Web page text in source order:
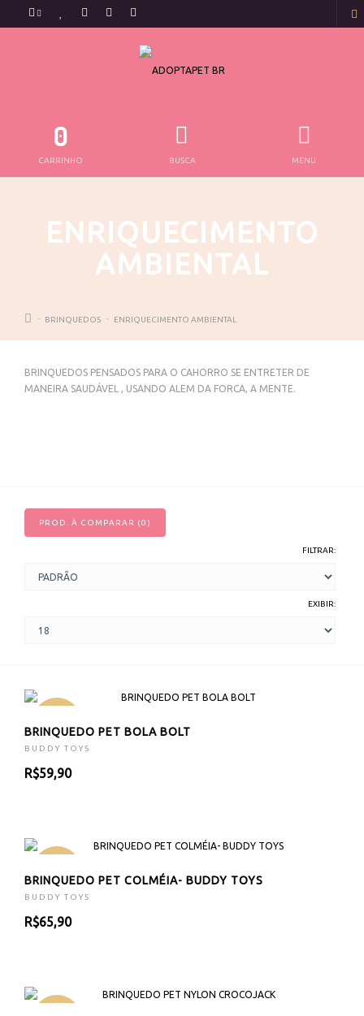
MENU
BUSCA
0
CARRINHO
ENRIQUECIMENTO
AMBIENTAL
BRINQUEDOS ENRIQUECIMENTO AMBIENTAL
BRINQUEDOS PENSADOS PARA O CAHORRO SE ENTRETER DE
MANEIRA SAUDÁVEL , USANDO ALEM DA FORCA, A MENTE.
PROD. À COMPARAR (0)
FILTRAR:
EXIBIR:
BRINQUEDO PET BOLA BOLT
BUDDY TOYS
R$59,90
BRINQUEDO PET COLMÉIA- BUDDY TOYS
BUDDY TOYS
R$65,90